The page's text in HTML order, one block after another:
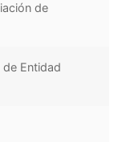
de
de Entidad